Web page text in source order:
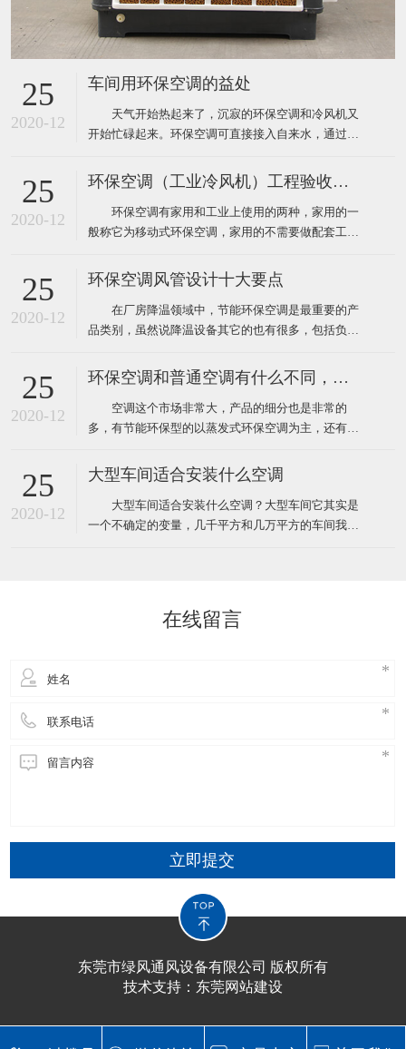
25
2020-12
车间用环保空调的益处
天气开始热起来了，沉寂的环保空调和冷风机又
开始忙碌起来。环保空调可直接接入自来水，通过风
到制冷空调同样的效果，既达到了降温防暑的目的，
又节约了电能和开支，环保空调降温节能一举两得，
现在绝大多数企业都安装了这样的环保空调。下面为
大家介绍厂房降温使用
25
2020-12
环保空调（工业冷风机）工程验收标准
环保空调有家用和工业上使用的两种，家用的一
般称它为移动式环保空调，家用的不需要做配套工
只需要挑选到质量比较好的品牌就靠谱了，而工业上
使用环保空调就不一样了，因为它安装和使用环境都
要比家用更复杂，所以一般工业厂房降温安装的环保
空调工程都需要根据环境
25
2020-12
环保空调风管设计十大要点
在厂房降温领域中，节能环保空调是最重要的产
品类别，虽然说降温设备其它的也有很多，包括负压
备。对于很多工业车间或者中小企业来说，节能环保
空调目前仍然占据重要地位。那么环保空调在设计安
装中有什么需要注意的呢？ 1、环保空调的送风
管道材料一般采用
25
2020-12
环保空调和普通空调有什么不同，该怎么选
空调这个市场非常大，产品的细分也是非常的
多，有节能环保型的以蒸发式环保空调为主，还有传
等，那环保空调和普通空调到底有什么不同！这里说
的普通空调其实大多指就是压缩机空调，因为先入为
主我们经常去的商场啊，办公室、家里都装的压缩机
型的空调，所以很多人反
25
2020-12
大型车间适合安装什么空调
大型车间适合安装什么空调？大型车间它其实是
一个不确定的变量，几千平方和几万平方的车间我们
调呢！其实根据绿风通风
在线留言
立即提交
东莞市绿风通风设备有限公司 版权所有
技术支持： 东莞网站建设​